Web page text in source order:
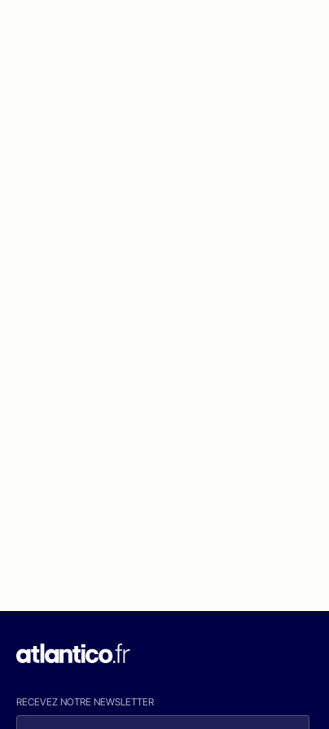
RECEVEZ NOTRE NEWSLETTER